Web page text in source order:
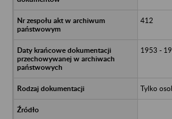
412
1953 -
Tylko